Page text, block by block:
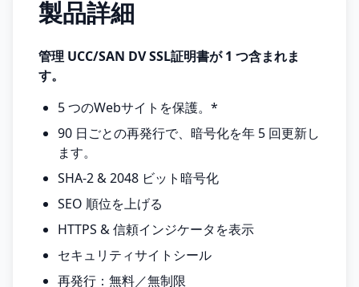
製品詳細
管理 UCC/SAN DV SSL証明書が 1 つ含まれま
す。
5 つのWebサイトを保護。*
90 日ごとの再発行で、暗号化を年 5 回更新し
ます。
SHA-2 & 2048 ビット暗号化
SEO 順位を上げる
HTTPS & 信頼インジケータを表示
セキュリティサイトシール
再発行：無料／無制限